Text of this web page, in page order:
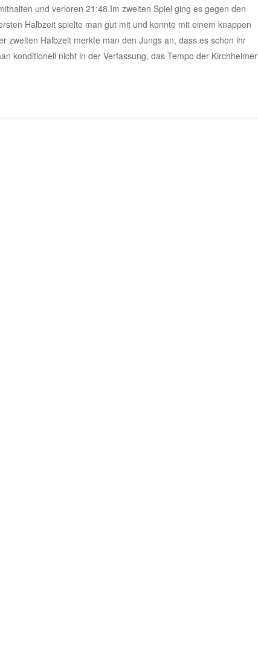
und verloren 21:48.Im zweiten Spiel ging es gegen den
Halbzeit spielte man gut mit und konnte mit einem knappen
zweiten Halbzeit merkte man den Jungs an, dass es schon ihr
konditionell nicht in der Verfassung, das Tempo der Kirchheimer